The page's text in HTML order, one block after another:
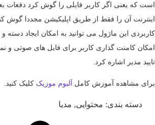
است که یعنی اگر کاربر فایلی را گوش کرد دفعات
اینترنت آن را فقط از طریق اپلیکیشن مجددا گوش
کاربردی این ماژول می توانید به امکان ایجاد دسته
امکان کامنت گذاری کاربر برای فایل های صوتی و
تایید مدیر اشاره کرد.
برای مشاهده آموزش کامل آلبوم موزیک کلیک کنید.
دسته بندی: محتوایی, مدیا